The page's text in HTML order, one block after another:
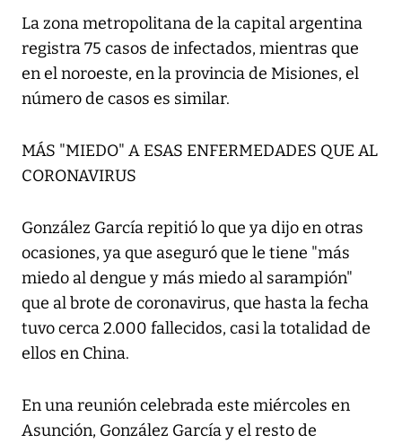
La zona metropolitana de la capital argentina
registra 75 casos de infectados, mientras que
en el noroeste, en la provincia de Misiones, el
número de casos es similar.
MÁS "MIEDO" A ESAS ENFERMEDADES QUE AL
CORONAVIRUS
González García repitió lo que ya dijo en otras
ocasiones, ya que aseguró que le tiene "más
miedo al dengue y más miedo al sarampión"
que al brote de coronavirus, que hasta la fecha
tuvo cerca 2.000 fallecidos, casi la totalidad de
ellos en China.
En una reunión celebrada este miércoles en
Asunción, González García y el resto de